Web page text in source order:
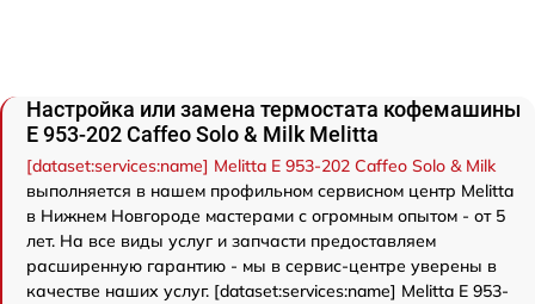
Настройка или замена термостата кофемашины
Е 953-202 Caffeo Solo & Milk Melitta
[dataset:services:name] Melitta Е 953-202 Caffeo Solo & Milk
выполняется в нашем профильном сервисном центр Melitta
в Нижнем Новгороде мастерами с огромным опытом - от 5
лет. На все виды услуг и запчасти предоставляем
расширенную гарантию - мы в сервис-центре уверены в
качестве наших услуг. [dataset:services:name] Melitta Е 953-